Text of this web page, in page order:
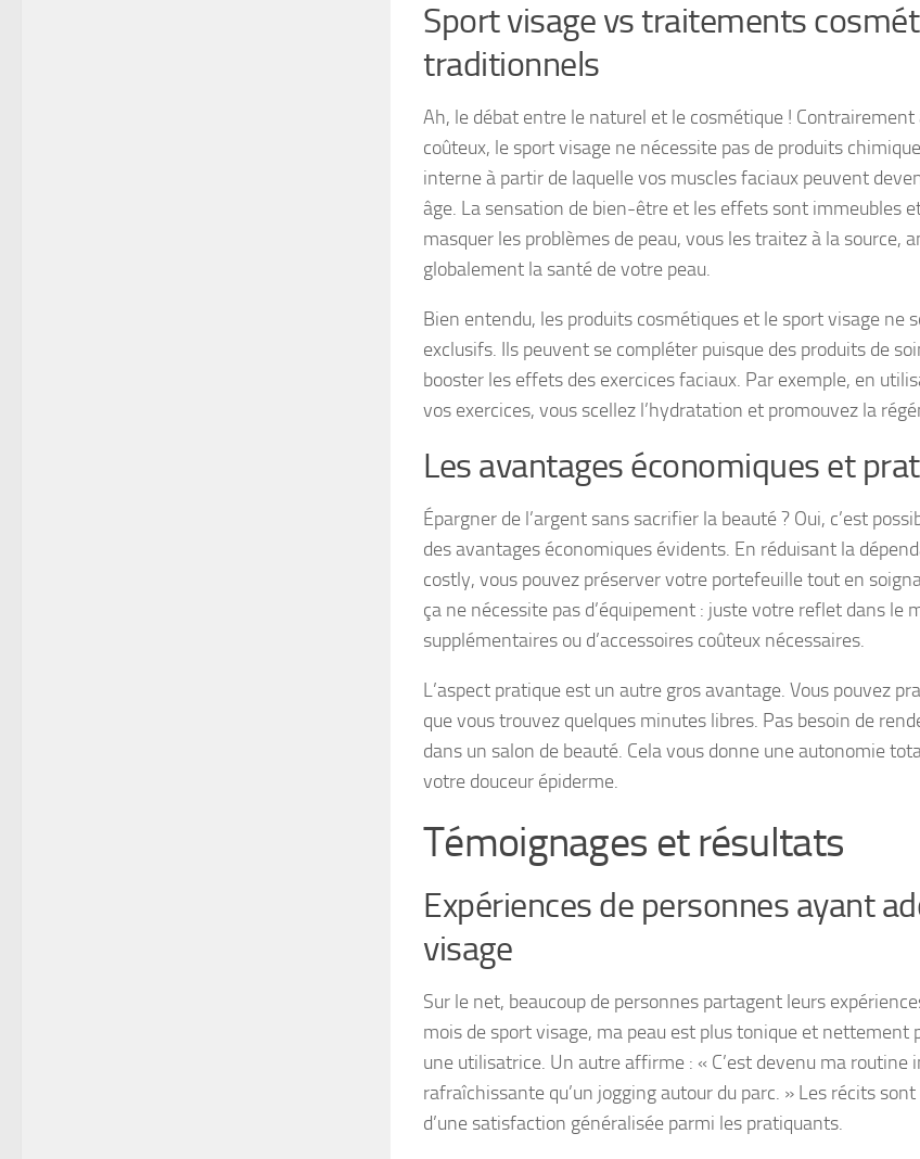
Sport visage vs traitements
traditionnels
Ah, le débat entre le naturel et le cosmétique !
coûteux, le sport visage ne nécessite pas de produits
interne à partir de laquelle vos muscles faciaux peuvent
âge. La sensation de bien-être et les effets sont immeubles
masquer les problèmes de peau, vous les traitez à la source,
globalement la santé de votre peau.
Bien entendu, les produits cosmétiques et le sport visage ne
exclusifs. Ils peuvent se compléter puisque des produits de
booster les effets des exercices faciaux. Par exemple, en
vos exercices, vous scellez l’hydratation et promouvez la
Les avantages économiques et
Épargner de l’argent sans sacrifier la beauté ? Oui, c’est
des avantages économiques évidents. En réduisant la
costly, vous pouvez préserver votre portefeuille tout en
ça ne nécessite pas d’équipement : juste votre reflet dans le
supplémentaires ou d’accessoires coûteux nécessaires.
L’aspect pratique est un autre gros avantage. Vous pouvez
que vous trouvez quelques minutes libres. Pas besoin de
dans un salon de beauté. Cela vous donne une autonomie
votre douceur épiderme.
Témoignages et résultats
Expériences de personnes ayant
visage
Sur le net, beaucoup de personnes partagent leurs
mois de sport visage, ma peau est plus tonique et nettement
une utilisatrice. Un autre affirme : « C’est devenu ma routine
rafraîchissante qu’un jogging autour du parc. » Les récits
d’une satisfaction généralisée parmi les pratiquants.